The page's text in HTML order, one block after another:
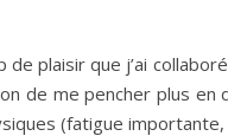
de plaisir que j’ai
de me pencher plus
(fatigue